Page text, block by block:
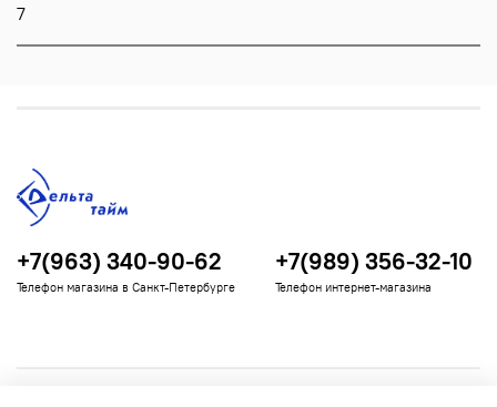
7
+7(963) 340-90-62
Телефон магазина в Санкт-Петербурге
+7(989) 356-32-10
Телефон интернет-магазина